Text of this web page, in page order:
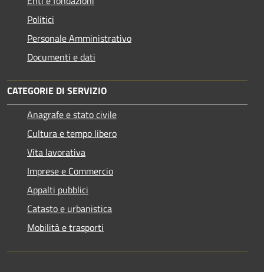
Politici
Personale Amministrativo
Documenti e dati
CATEGORIE DI SERVIZIO
Anagrafe e stato civile
Cultura e tempo libero
Vita lavorativa
Imprese e Commercio
Appalti pubblici
Catasto e urbanistica
Mobilità e trasporti